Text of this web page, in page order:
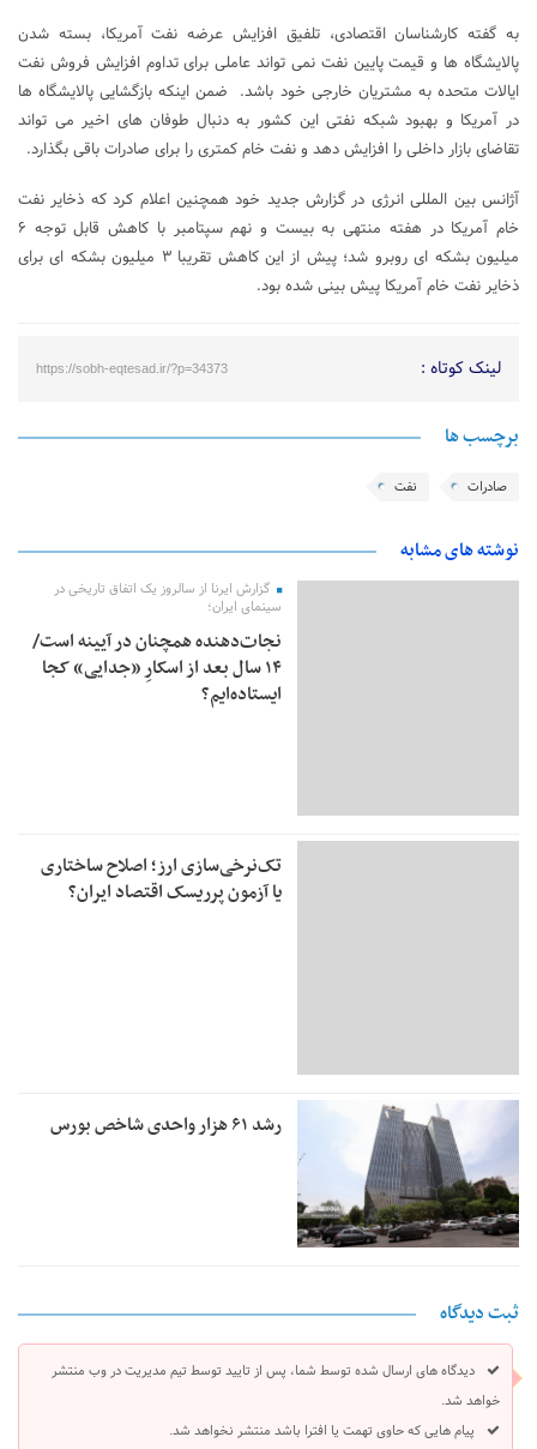
به گفته کارشناسان اقتصادی، تلفیق افزایش عرضه نفت آمریکا، بسته شدن
پالایشگاه ها و قیمت پایین نفت نمی تواند عاملی برای تداوم افزایش فروش نفت
ایالات متحده به مشتریان خارجی خود باشد. ضمن اینکه بازگشایی پالایشگاه ها
در آمریکا و بهبود شبکه نفتی این کشور به دنبال طوفان های اخیر می تواند
تقاضای بازار داخلی را افزایش دهد و نفت خام کمتری را برای صادرات باقی بگذارد.
آژانس بین المللی انرژی در گزارش جدید خود همچنین اعلام کرد که ذخایر نفت
خام آمریکا در هفته منتهی به بیست و نهم سپتامبر با کاهش قابل توجه ۶
میلیون بشکه ای روبرو شد؛ پیش از این کاهش تقریبا ۳ میلیون بشکه ای برای
ذخایر نفت خام آمریکا پیش بینی شده بود.
لینک کوتاه : https://sobh-eqtesad.ir/?p=34373
برچسب ها
صادرات نفت
نوشته های مشابه
گزارش ایرنا از سالروز یک اتفاق تاریخی در
سینمای ایران؛
نجات‌دهنده‌ همچنان در آیینه است/
۱۴ سال بعد از اسکارِ «جدایی» کجا
ایستاده‌ایم؟
تک‌نرخی‌سازی ارز؛ اصلاح ساختاری
یا آزمون پرریسک اقتصاد ایران؟
رشد ۶۱ هزار واحدی شاخص بورس
ثبت دیدگاه
دیدگاه های ارسال شده توسط شما، پس از تایید توسط تیم مدیریت در وب منتشر
خواهد شد.
پیام هایی که حاوی تهمت یا افترا باشد منتشر نخواهد شد.